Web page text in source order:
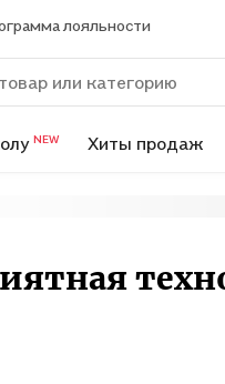
лояльности
NEW Хиты продаж